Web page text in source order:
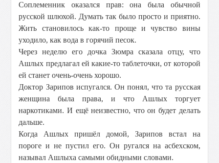
Соплеменник оказался прав: она была обычной
русской шлюхой. Думать так было просто и приятно.
Жить становилось как-то проще и чувство вины
уходило, как вода в горячий песок.
Через неделю его дочка Зюмра сказала отцу, что
Ашлых предлагал ей какие-то таблеточки, от которой
ей станет очень-очень хорошо.
Доктор Зарипов испугался. Он понял, что та русская
женщина была права, и что Ашлых торгует
наркотиками. И ещё неизвестно, что он будет делать
дальше.
Когда Ашлых пришёл домой, Зарипов встал на
пороге и не пустил его. Он ругался на асбехском,
называл Ашлыха самыми обидными словами.